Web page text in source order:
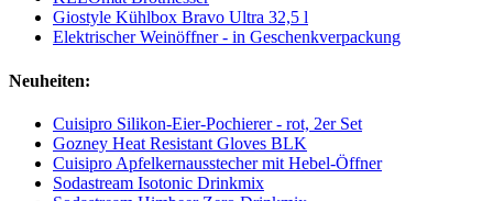
Giostyle Kühlbox Bravo Ultra 32,5 l
Elektrischer Weinöffner - in Geschenkverpackung
Neuheiten:
Cuisipro Silikon-Eier-Pochierer - rot, 2er Set
Gozney Heat Resistant Gloves BLK
Cuisipro Apfelkernausstecher mit Hebel-Öffner
Sodastream Isotonic Drinkmix